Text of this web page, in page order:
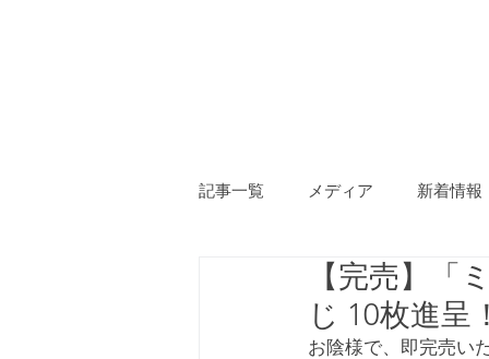
記事一覧 メディア 新着情報
【完売】「
じ 10枚進呈
お陰様で、即完売い